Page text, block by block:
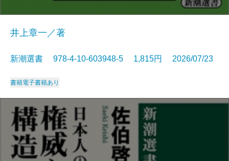
井上章一／著
新潮選書 978-4-10-603948-5 1,815円 2026/07/23
書籍電子書籍あり